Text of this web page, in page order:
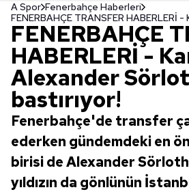
A Spor Fenerbahçe Haberleri
FENERBAHÇE
HABERLERİ -
Alexander
bastırıyor!
Fenerbahçe'de transfer
ederken gündemdeki en
birisi de Alexander
yıldızın da gönlünün